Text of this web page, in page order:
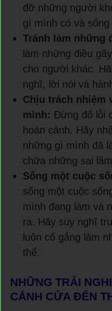
đỡ những người
gì mình có và
Tránh làm những
làm những điều
cho người khác.
nghĩ, lời nói và
Chịu trách nhiệm
mình: Đừng đổ lỗi
hoàn cảnh. Hãy
những gì mình đã
chữa những sai
Sống một cuộc
sống một cuộc
mình đang làm và
ra. Hãy suy nghĩ
luôn cố gắng làm
thể.
NHỮNG TRẢI
CÁNH CỬA ĐẾN